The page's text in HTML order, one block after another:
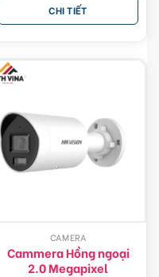
CHI TIẾT
CAMERA
Cammera Hồng ngoại
2.0 Megapixel